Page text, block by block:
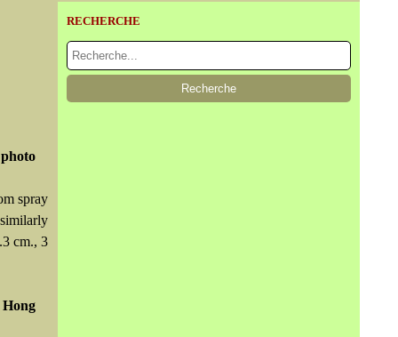
photo
spray
cm., 3
Hong
RECHERCHE